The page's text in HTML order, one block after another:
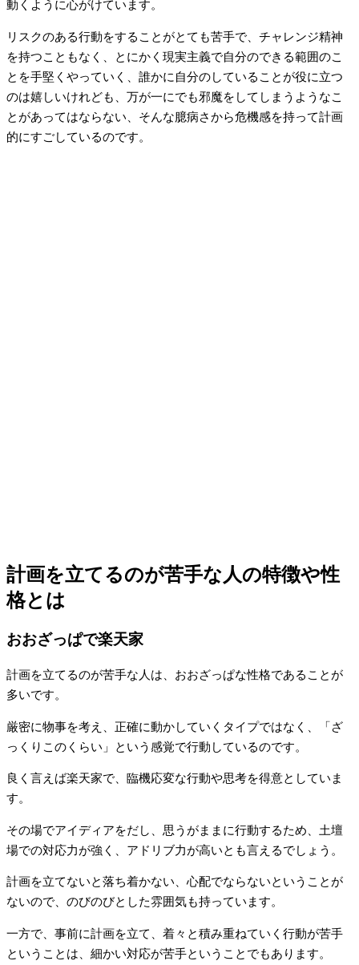
動くように心がけています。
リスクのある行動をすることがとても苦手で、チャレンジ精神
を持つこともなく、とにかく現実主義で自分のできる範囲のこ
とを手堅くやっていく、誰かに自分のしていることが役に立つ
のは嬉しいけれども、万が一にでも邪魔をしてしまうようなこ
とがあってはならない、そんな臆病さから危機感を持って計画
的にすごしているのです。
計画を立てるのが苦手な人の特徴や性
格とは
おおざっぱで楽天家
計画を立てるのが苦手な人は、おおざっぱな性格であることが
多いです。
厳密に物事を考え、正確に動かしていくタイプではなく、「ざ
っくりこのくらい」という感覚で行動しているのです。
良く言えば楽天家で、臨機応変な行動や思考を得意としていま
す。
その場でアイディアをだし、思うがままに行動するため、土壇
場での対応力が強く、アドリブ力が高いとも言えるでしょう。
計画を立てないと落ち着かない、心配でならないということが
ないので、のびのびとした雰囲気も持っています。
一方で、事前に計画を立て、着々と積み重ねていく行動が苦手
ということは、細かい対応が苦手ということでもあります。